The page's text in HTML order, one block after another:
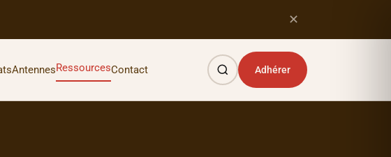
✕
AntennesRessourcesContact Adhérer